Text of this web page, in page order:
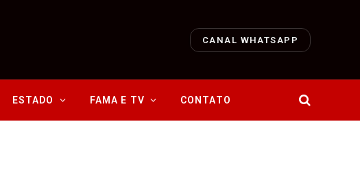
CANAL WHATSAPP
ESTADO FAMA E TV CONTATO